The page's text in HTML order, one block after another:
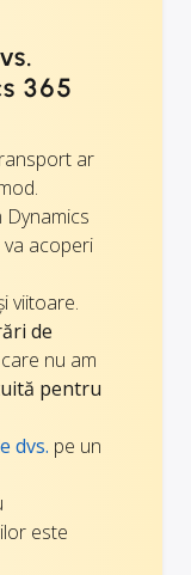
365
ar
Dynamics
va acoperi
viitoare.
de
nu am
pentru
dvs. pe un
este